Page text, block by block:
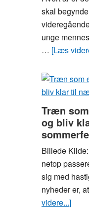
skal
unge
… [Læs
Træn
og bliv
Billede
netop
sig med
nyheder er,
videre...]om